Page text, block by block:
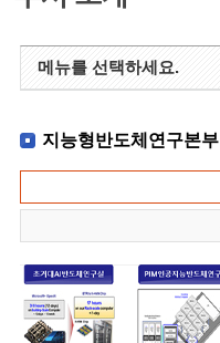
메뉴를 선택하세요.
지능형반도체연구본부